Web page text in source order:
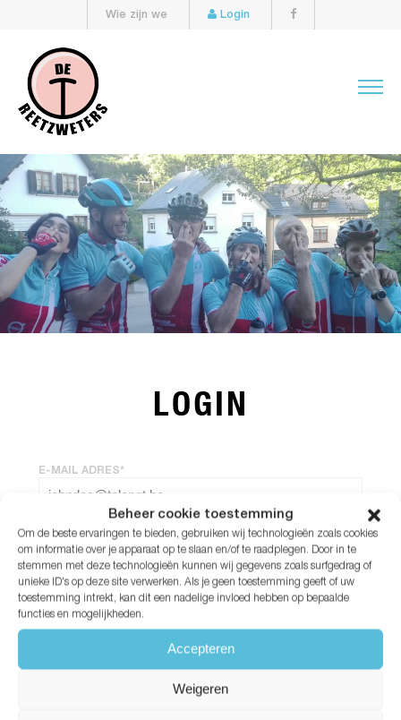
Beheer cookie toestemming
Om de beste ervaringen te bieden, gebruiken wij technologieën zoals cookies
om informatie over je apparaat op te slaan en/of te raadplegen. Door in te
stemmen met deze technologieën kunnen wij gegevens zoals surfgedrag of
unieke ID's op deze site verwerken. Als je geen toestemming geeft of uw
toestemming intrekt, kan dit een nadelige invloed hebben op bepaalde
functies en mogelijkheden.
Accepteren
Weigeren
Wie zijn we Login
LOGIN
E-MAIL ADRES*
WACHTWOORD*
Wachtwoord vergeten?